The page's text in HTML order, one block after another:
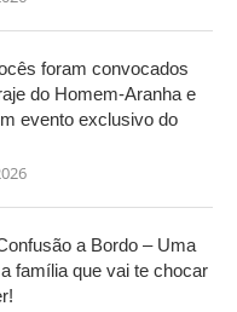
foram convocados
do Homem-Aranha e
evento exclusivo do
a Bordo – Uma
família que vai te chocar